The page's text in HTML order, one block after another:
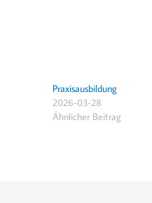
Praxisausbildung
2026-03-28
Ähnlicher Beitrag